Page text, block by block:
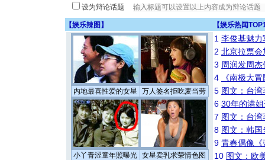
设为辩论话题
【娱乐辣图 】 【娱乐热闻
内地最喜性爱的女星 万人签名拒吃麦当劳
小丫青涩童年照曝光 女星卖乳求荣情色图
1 李俊基魅力
2 北京拉票
3 周润发周
4
《南极大
5 图文：台
6 30年的港
7 图文：台
8 图文：韩
9 青春偶像《
10 图文：欧